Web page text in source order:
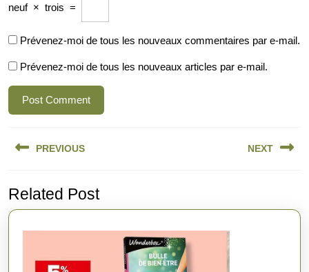
neuf × trois =
Prévenez-moi de tous les nouveaux commentaires par e-mail.
Prévenez-moi de tous les nouveaux articles par e-mail.
de
PREVIOUS
post:
NEXT
Related Post